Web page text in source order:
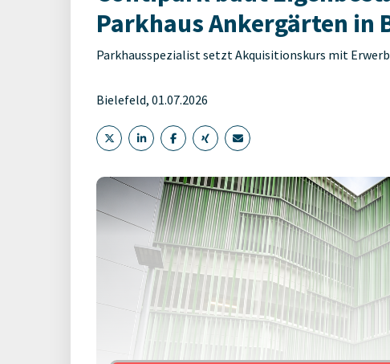
Parkhaus Ankergärten in
Parkhausspezialist setzt Akquisitionskurs mit
Bielefeld, 01.07.2026